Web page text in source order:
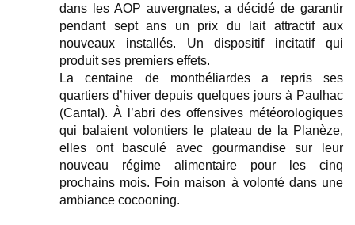
dans les AOP auvergnates, a décidé de garantir
pendant sept ans un prix du lait attractif aux
nouveaux installés. Un dispositif incitatif qui
produit ses premiers effets.
La centaine de montbéliardes a repris ses
quartiers d’hiver depuis quelques jours à Paulhac
(Cantal). À l’abri des offensives météorologiques
qui balaient volontiers le plateau de la Planèze,
elles ont basculé avec gourmandise sur leur
nouveau régime alimentaire pour les cinq
prochains mois. Foin maison à volonté dans une
ambiance cocooning.